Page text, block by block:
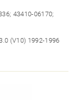
43410-06170;
(V10) 1992-1996